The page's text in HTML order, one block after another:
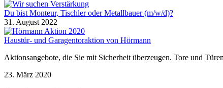
Du bist Monteur, Tischler oder Metallbauer (m/w/d)?
31. August 2022
Haustür- und Garagentoraktion von Hörmann
Aktionsangebote, die Sie mit Sicherheit überzeugen. Tore und
23. März 2020